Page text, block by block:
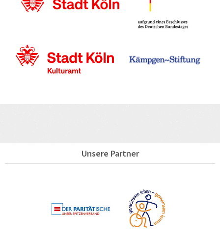
Unsere Partner